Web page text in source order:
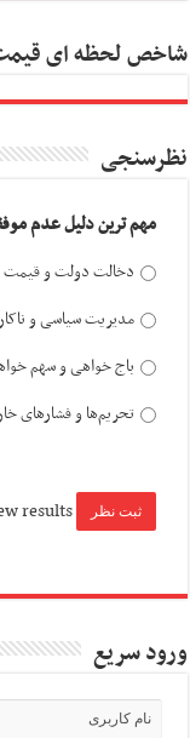
شاخص لحظه ای
نظرسنجی
مهم ترین دلیل عدم
دخالت دولت و
مدیریت سیاسی و
باج خواهی و سهم
تحریم‌ها و فشارهای
results
ورود سریع